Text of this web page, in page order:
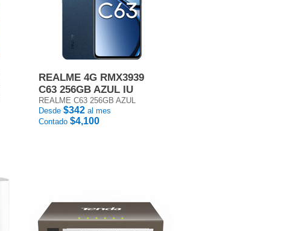
REALME 4G RMX3939
C63 256GB AZUL IU
REALME C63 256GB AZUL
Desde $342 al mes
Contado $4,100